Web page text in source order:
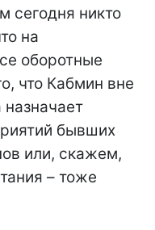
сегодня никто
на
оборотные
что Кабмин вне
назначает
бывших
или, скажем,
– тоже